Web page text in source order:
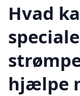
Hvad
hjælpe